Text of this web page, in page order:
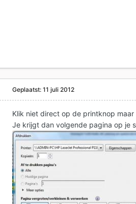
Geplaatst:11 juli 2012
Klik niet direct op de printknop
Je krijgt dan volgende pagina op je